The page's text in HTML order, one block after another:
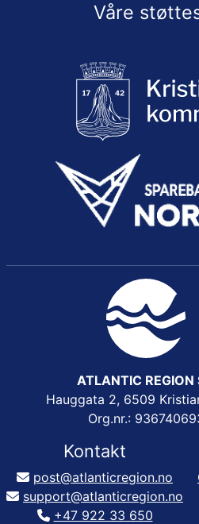
Våre
ATLANTIC REGION
Hauggata 2, 6509
Org.nr.:
Kontakt
post@atlanticregion.no
support@atlanticregion.no
+47 922 33 650